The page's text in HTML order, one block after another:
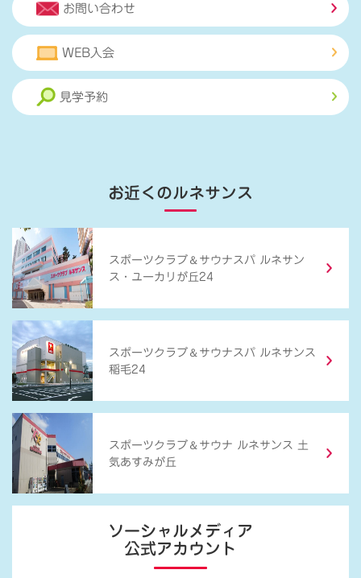
お問い合わせ
WEB入会
見学予約
お近くのルネサンス
スポーツクラブ ＆ サウナスパ ルネサン
ス・ユーカリが丘24
スポーツクラブ ＆ サウナスパ ルネサンス
稲毛24
スポーツクラブ ＆ サウナ ルネサンス 土
気あすみが丘
ソーシャルメディア
公式アカウント